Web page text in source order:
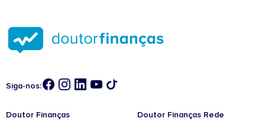
Siga-nos:
Doutor Finanças Doutor Finanças Rede